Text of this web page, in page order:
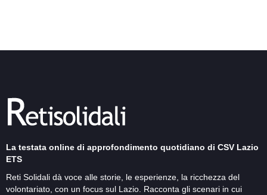
La testata online di approfondimento quotidiano di CSV Lazio
ETS
Reti Solidali dà voce alle storie, le esperienze, la ricchezza del
volontariato, con un focus sul Lazio. Racconta gli scenari in cui